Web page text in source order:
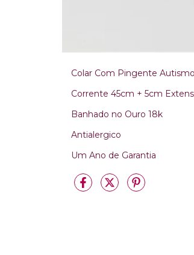
Colar Com Pingente
Corrente 45cm + 5cm
Banhado no Ouro 18k
Antialergico
Um Ano de Garantia